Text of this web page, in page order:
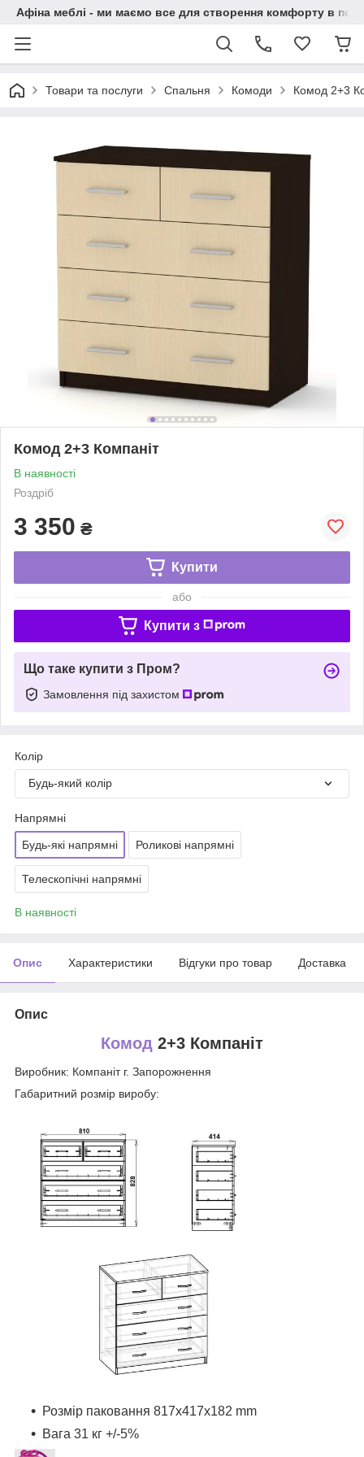
Афіна меблі - ми маємо все для створення комфорту в
Товари та послуги Спальня Комоди Комод 2+3
Комод 2+3 Компаніт
В наявності
Роздріб
3 350 ₴
Купити
або
Купити з
Що таке купити з Пром?
Замовлення під захистом
Колір
Будь-який колір
Напрямні
Будь-які напрямні Роликові напрямні
Телескопічні напрямні
В наявності
Опис Характеристики Відгуки про товар Доставка
Опис
Комод 2+3 Компаніт
Виробник: Компаніт г. Запорожнення
Габаритний розмір виробу:
Розмір паковання 817x417x182 mm
Вага 31 кг +/-5%